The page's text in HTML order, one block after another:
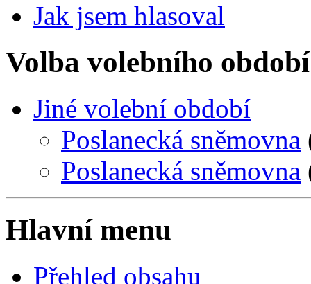
Jak jsem hlasoval
Volba volebního období
Jiné volební období
Poslanecká sněmovna
Poslanecká sněmovna
Hlavní menu
Přehled obsahu